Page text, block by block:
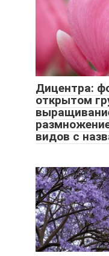
Дицентра:
открытом
видов с